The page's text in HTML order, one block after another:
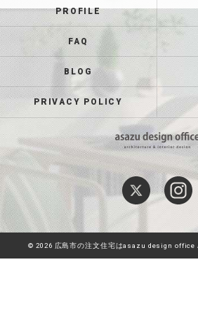
PROFILE
FAQ
BLOG
PRIVACY POLICY
© 2026 広島市の注文住宅はasazu design office